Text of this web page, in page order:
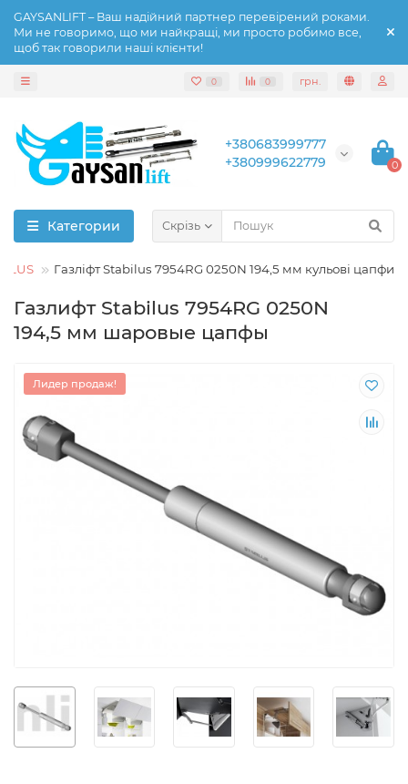
GAYSANLIFT – Ваш надійний партнер перевірений роками.
Ми не говоримо, що ми найкращі, ми просто робимо все,
щоб так говорили наші клієнти!
0 0 грн.
+380683999777
+380999622779
0
Категории Скрізь
Газліфт Stabilus 7954RG 0250N 194,5 мм кульові цапфи
Газлифт Stabilus 7954RG 0250N
194,5 мм шаровые цапфы
Лидер продаж!